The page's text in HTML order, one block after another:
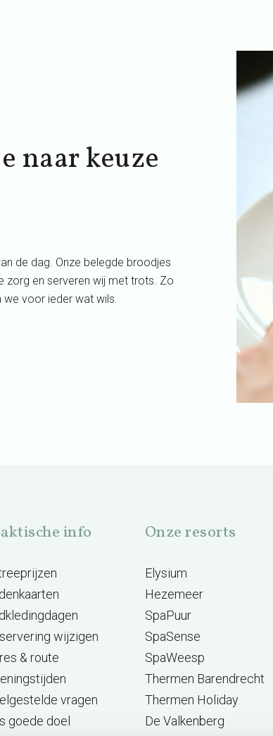
naar keuze
de dag. Onze belegde broodjes
en serveren wij met trots. Zo
we voor ieder wat wils.
info
wijzigen
& route
vragen
goede doel
Onze resorts
Elysium
Hezemeer
SpaPuur
SpaSense
SpaWeesp
Thermen Barendrecht
Thermen Holiday
De Valkenberg